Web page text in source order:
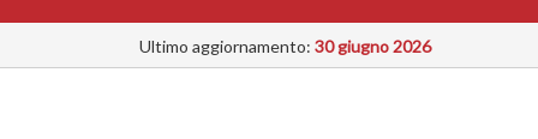
Ultimo aggiornamento: 30 giugno 2026